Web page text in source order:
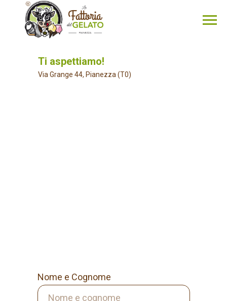
Ti aspettiamo!
Via Grange 44, Pianezza (T0)
Nome e Cognome